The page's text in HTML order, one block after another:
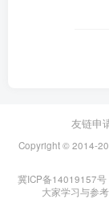
友链申
Copyright © 2014-
冀ICP备14019157号
大家学习与参